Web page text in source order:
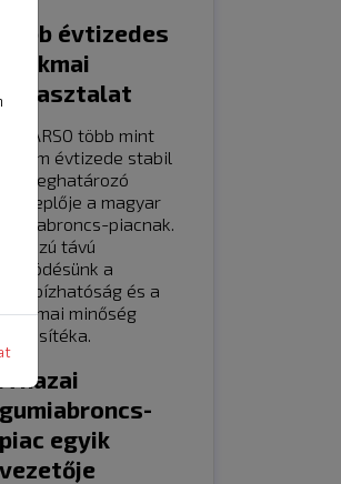
Több évtizedes
szakmai
A MARSO több mint
három évtizede stabil
és meghatározó
szereplője a magyar
gumiabroncs-piacnak.
Hosszú távú
működésünk a
megbízhatóság és a
minőség
biztosítéka.
A hazai
gumiabroncs-
piac egyik
vezetője